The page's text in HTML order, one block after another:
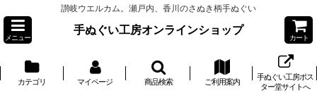
讃岐ウエルカム。瀬戸内、香川のさぬき柄手ぬぐい
メニュー
手ぬぐい工房オンラインショップ
カート
カテゴリ マイページ 商品検索 ご利用案内
手ぬぐい工房ポス
ター堂サイトへ